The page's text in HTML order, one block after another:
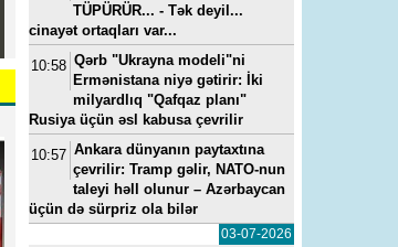
TÜPÜRÜR... - Tək deyil...
cinayət ortaqları var...
10:58 Qərb "Ukrayna modeli"ni
Ermənistana niyə gətirir: İki
milyardlıq "Qafqaz planı"
Rusiya üçün əsl kabusa çevrilir
10:57 Ankara dünyanın paytaxtına
çevrilir: Tramp gəlir, NATO-nun
taleyi həll olunur – Azərbaycan
üçün də sürpriz ola bilər
03-07-2026